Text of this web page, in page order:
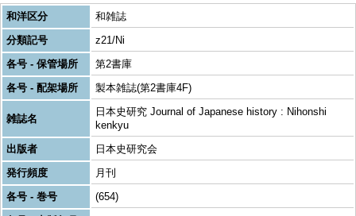
和洋区分
和雑誌
分類記号
z21/Ni
各号 - 保管場所
第2書庫
各号 - 配架場所
製本雑誌(第2書庫4F)
雑誌名
日本史研究 Journal of Japanese history : Nihonshi
kenkyu
出版者
日本史研究会
発行頻度
月刊
各号 - 巻号
(654)